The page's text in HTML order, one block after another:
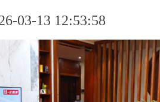
03-13 12:53:58